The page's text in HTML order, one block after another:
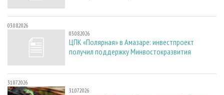
03.08.2026
03.08.2026
ЦПК «Полярная» в Амазаре: инвестпроект
получил поддержку Минвостокразвития
31.07.2026
31.07.2026